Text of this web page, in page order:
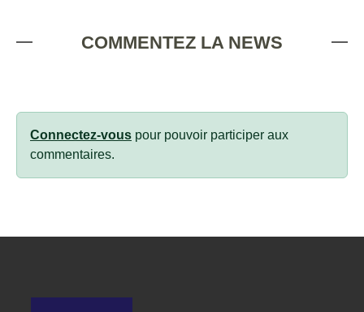
COMMENTEZ LA NEWS
Connectez-vous pour pouvoir participer aux
commentaires.